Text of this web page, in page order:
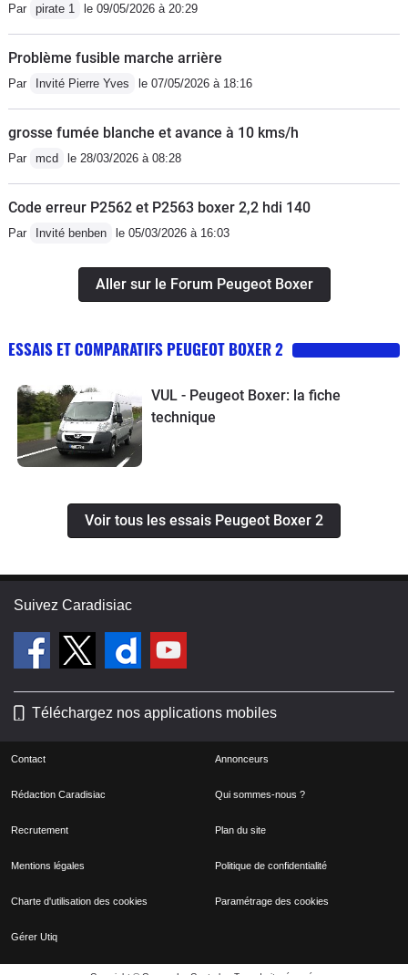
Par pirate 1 le 09/05/2026 à 20:29
Problème fusible marche arrière
Par Invité Pierre Yves le 07/05/2026 à 18:16
grosse fumée blanche et avance à 10 kms/h
Par mcd le 28/03/2026 à 08:28
Code erreur P2562 et P2563 boxer 2,2 hdi 140
Par Invité benben le 05/03/2026 à 16:03
Aller sur le Forum Peugeot Boxer
ESSAIS ET COMPARATIFS PEUGEOT BOXER 2
VUL - Peugeot Boxer: la fiche
technique
Voir tous les essais Peugeot Boxer 2
Suivez Caradisiac
Téléchargez nos applications mobiles
Contact Annonceurs
Rédaction Caradisiac Qui sommes-nous ?
Recrutement Plan du site
Mentions légales Politique de confidentialité
Charte d'utilisation des cookies Paramétrage des cookies
Gérer Utiq